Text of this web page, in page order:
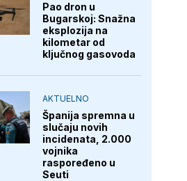
Pao dron u
Bugarskoj: Snažna
eksplozija na
kilometar od
ključnog gasovoda
AKTUELNO
Španija spremna u
slučaju novih
incidenata, 2.000
vojnika
raspoređeno u
Seuti